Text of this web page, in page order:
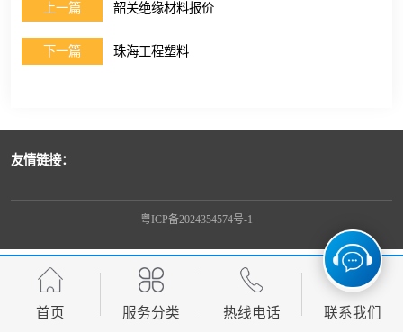
上一篇 韶关绝缘材料报价
下一篇 珠海工程塑料
友情链接：
粤ICP备2024354574号-1
首页 服务分类 热线电话 联系我们